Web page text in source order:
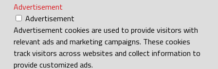
Advertisement
Advertisement
Advertisement cookies are used to provide visitors with
relevant ads and marketing campaigns. These cookies
track visitors across websites and collect information to
provide customized ads.